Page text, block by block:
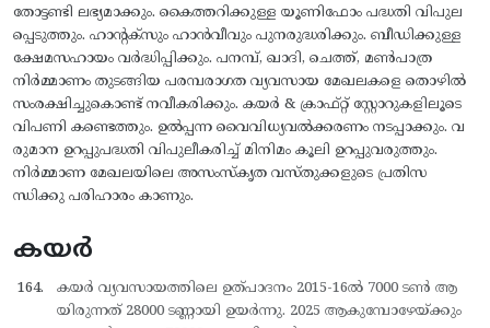
തോട്ടണ്ടി ലഭ്യമാക്കും. കൈത്തറിക്കുള്ള യൂണിഫോം പദ്ധതി വിപുല
പ്പെടുത്തും. ഹാന്റക്സും ഹാന്‍വീവും പുനരുദ്ധരിക്കും. ബീഡിക്കുള്ള
ക്ഷേമസഹായം വര്‍ദ്ധിപ്പിക്കും. പനമ്പ്, ഖാദി, ചെത്ത്, മണ്‍പാത്ര
നിര്‍മ്മാണം തുടങ്ങിയ പരമ്പരാഗത വ്യവസായ മേഖലകളെ തൊഴില്‍
സംരക്ഷിച്ചുകൊണ്ട് നവീകരിക്കും. കയര്‍ & ക്രാഫ്റ്റ് സ്റ്റോറുകളിലൂടെ
വിപണി കണ്ടെത്തും. ഉല്‍പ്പന്ന വൈവിധ്യവല്‍ക്കരണം നടപ്പാക്കും. വ
രുമാന ഉറപ്പുപദ്ധതി വിപുലീകരിച്ച് മിനിമം കൂലി ഉറപ്പുവരുത്തും.
നിര്‍മ്മാണ മേഖലയിലെ അസംസ്കൃത വസ്തുക്കളുടെ പ്രതിസ
ന്ധിക്കു പരിഹാരം കാണും.
കയർ
കയര്‍ വ്യവസായത്തിലെ ഉത്പാദനം 2015-16ല്‍ 7000 ടണ്‍ ആ
യിരുന്നത് 28000 ടണ്ണായി ഉയര്‍ന്നു. 2025 ആകുമ്പോഴേയ്ക്കും